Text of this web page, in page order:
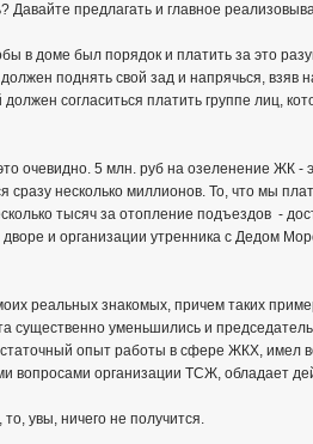
Давайте предлагать и главное
в доме был порядок и платить за это
поднять свой зад и напрячься,
согласиться платить группе лиц,
очевидно. 5 млн. руб на озеленение ЖК
сразу несколько миллионов. То, что мы
тысяч за отопление подъездов -
дворе и организации утренника с Дедом
реальных знакомых, причем таких
существенно уменьшились и
опыт работы в сфере ЖКХ, имел
вопросами организации ТСЖ, обладает
увы, ничего не получится.